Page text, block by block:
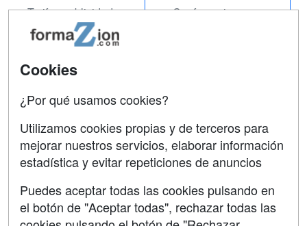
Tarifas publicidad
Acceso Usuarios
Acceso Centros
Conferencias
Contactar
Confidencialidad
Aviso legal
Copyleft
Cookies
¿Por qué usamos cookies?
Utilizamos cookies propias y de terceros para
mejorar nuestros servicios, elaborar información
estadística y evitar repeticiones de anuncios
Puedes aceptar todas las cookies pulsando en
el botón de "Aceptar todas", rechazar todas las